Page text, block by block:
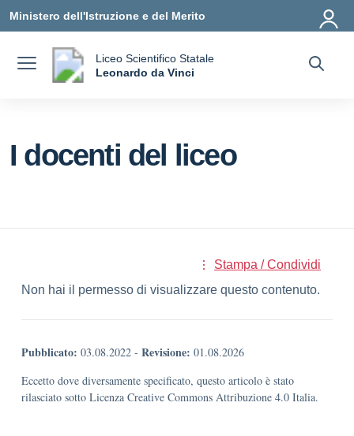
Ministero dell'Istruzione e del Merito
Liceo Scientifico Statale
Leonardo da Vinci
I docenti del liceo
Stampa / Condividi
Non hai il permesso di visualizzare questo contenuto.
Pubblicato: 03.08.2022 - Revisione: 01.08.2026
Eccetto dove diversamente specificato, questo articolo è stato
rilasciato sotto Licenza Creative Commons Attribuzione 4.0 Italia.